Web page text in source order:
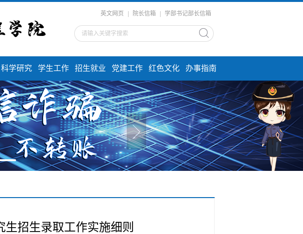
英文网页 院长信箱 学部书记部长信箱
科学研究 学生工作 招生就业 党建工作 红色文化 办事指南
生招生录取工作实施细则